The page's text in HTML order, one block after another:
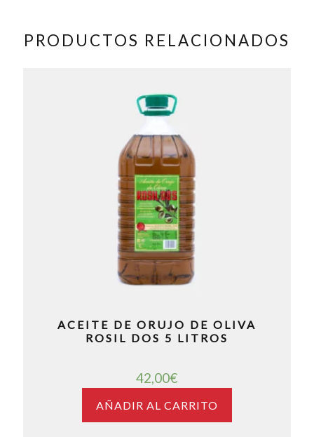
PRODUCTOS RELACIONADOS
ACEITE DE ORUJO DE OLIVA
ROSIL DOS 5 LITROS
42,00€
AÑADIR AL CARRITO